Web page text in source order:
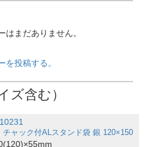
はまだありません。
を投稿する。
ズ含む）
10231
チャック付ALスタンド袋 銀 120×150